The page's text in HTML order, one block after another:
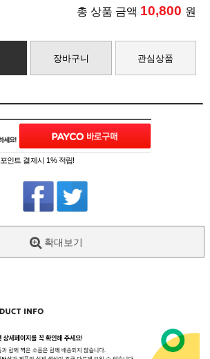
총 상품 금액 10,800 원
장바구니 관심상품
포인트 결제시 1% 적립!
확대보기